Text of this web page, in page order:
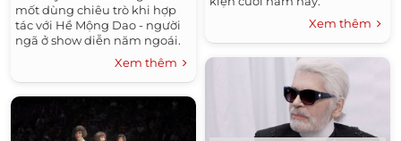
mốt dùng chiêu trò khi hợp
tác với Hề Mộng Dao - người
ngã ở show diễn năm ngoái.
Xem thêm
Xem thêm